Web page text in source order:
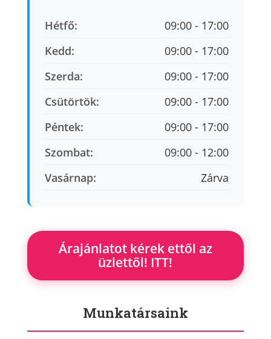
Hétfő:
09:00 - 17:00
Kedd:
09:00 - 17:00
Szerda:
09:00 - 17:00
Csütörtök:
09:00 - 17:00
Péntek:
09:00 - 17:00
Szombat:
09:00 - 12:00
Vasárnap:
Zárva
Árajánlatot kérek ettől az
üzlettől! ITT!
Munkatársaink